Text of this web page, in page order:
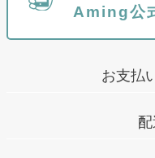
Aming公
お支払